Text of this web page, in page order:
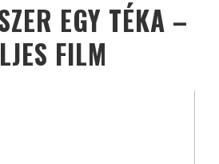
EGY TÉKA –
FILM